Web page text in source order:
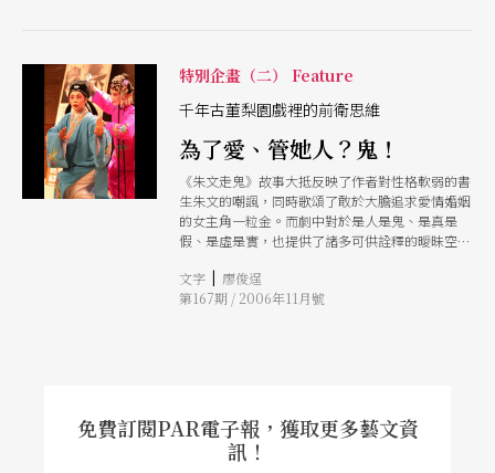
利用油墨導電原理之互動裝置藝術，讓觀眾親身
DIY，創造屬於自己的聲響；「樂Feel」結合 音
樂、文字、影像、裝置藝術以及燈光投射，來傳達
Bar情境；「樂Move」則以4D特效程式，3D立體
生設計，讓學生親自動手操作音樂軟體。 另外
「玩樂廣場」將邀請配合獨立唱片銷售以及創意藝
術市集、街頭藝人表演、出身「春天吶喊」的地下
樂團共同演出。夜間的重頭戲則是在主舞台的南方
夜間秀， 「繽紛樂」邀請日本「異次元音爆者」
宮岡攝，與台灣數位音樂創作者史擷詠，以「肢體
音樂互動裝置」，打造台灣版 「Blue Man
特別企畫（二） Feature
千年古董梨園戲裡的前衛思維
為了愛、管她人？鬼！
《朱文走鬼》故事大抵反映了作者對性格軟弱的書
生朱文的嘲諷，同時歌頌了敢於大膽追求愛情婚姻
的女主角一粒金。而劇中對於是人是鬼、是真是
假、是虛是實，也提供了諸多可供詮釋的曖昧空
文字 | 廖俊逞
第167期 / 2006年11月號
免費訂閱PAR電子報，獲取更多藝文資
訊！